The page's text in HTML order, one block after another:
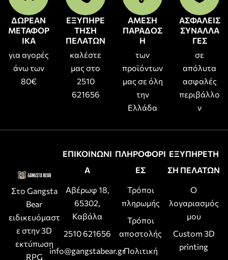
ΔΩΡΕΑΝ
ΜΕΤΑΦΟΡ
ΙΚΑ
για αγορές
άνω των
80€
ΕΞΥΠΗΡΕ
ΤΗΣΗ
ΠΕΛΑΤΩΝ
καλέστε
μας στο
2510
621656
ΑΜΕΣΗ
ΠΑΡΑΔΟΣ
Η
των
προϊόντων
μας σε όλη
την
Ελλάδα
ΑΣΦΑΛΕΙΣ
ΣΥΝΑΛΛΑ
ΓΕΣ
σε
απόλυτα
ασφαλές
περιβάλλο
ν
Στο Gangsta
Bear
ειδικευόμαστ
ε στην 3D
εκτύπωση
RPG
ΕΠΙΚΟΙΝΩΝΙ
Α
Αβέρωφ 18,
65302,
Καβάλα
2510 621656
info@gangstabear.gr
ΠΛΗΡΟΦΟΡΙ
ΕΣ
Τρόποι
πληρωμής
Τρόποι
αποστολής
Πολιτική
ΕΞΥΠΗΡΕΤΗ
ΣΗ ΠΕΛΑΤΩΝ
Ο
λογαριασμός
μου
Custom 3D
printing